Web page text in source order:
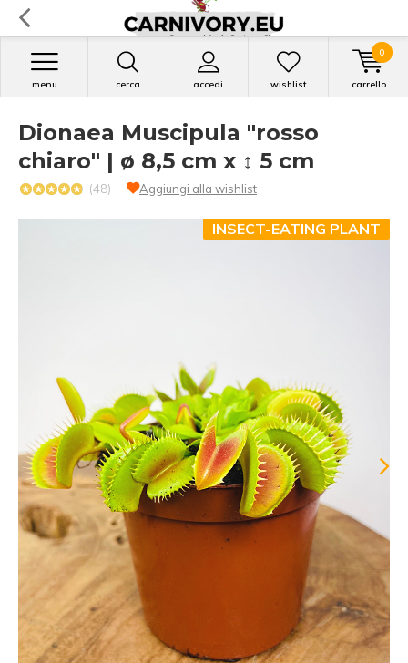
cerca accedi
menu wishlist carrello
0
Dionaea Muscipula "rosso
chiaro" | ø 8,5 cm x ↕ 5 cm
(48) Aggiungi alla wishlist
INSECT-EATING PLANT